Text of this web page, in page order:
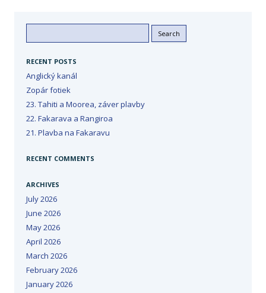
for:
RECENT POSTS
Anglický kanál
Zopár fotiek
23. Tahiti a Moorea, záver plavby
22. Fakarava a Rangiroa
21. Plavba na Fakaravu
RECENT COMMENTS
ARCHIVES
July 2026
June 2026
May 2026
April 2026
March 2026
February 2026
January 2026